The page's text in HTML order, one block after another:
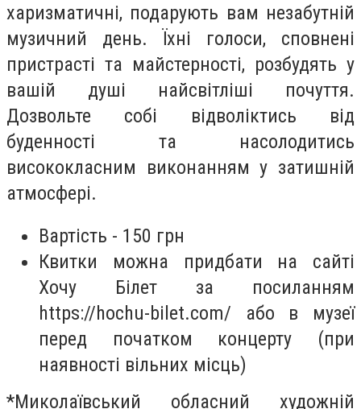
харизматичні, подарують вам незабутній
музичний день. Їхні голоси, сповнені
пристрасті та майстерності, розбудять у
вашій душі найсвітліші почуття.
Дозвольте собі відволіктись від
буденності та насолодитись
висококласним виконанням у затишній
атмосфері.
Вартість - 150 грн
Квитки можна придбати на сайті
Хочу Білет за посиланням
https://hochu-bilet.com/ або в музеї
перед початком концерту (при
наявності вільних місць)
*Миколаївський обласний художній